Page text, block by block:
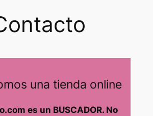
una tienda online
es un BUSCADOR. No